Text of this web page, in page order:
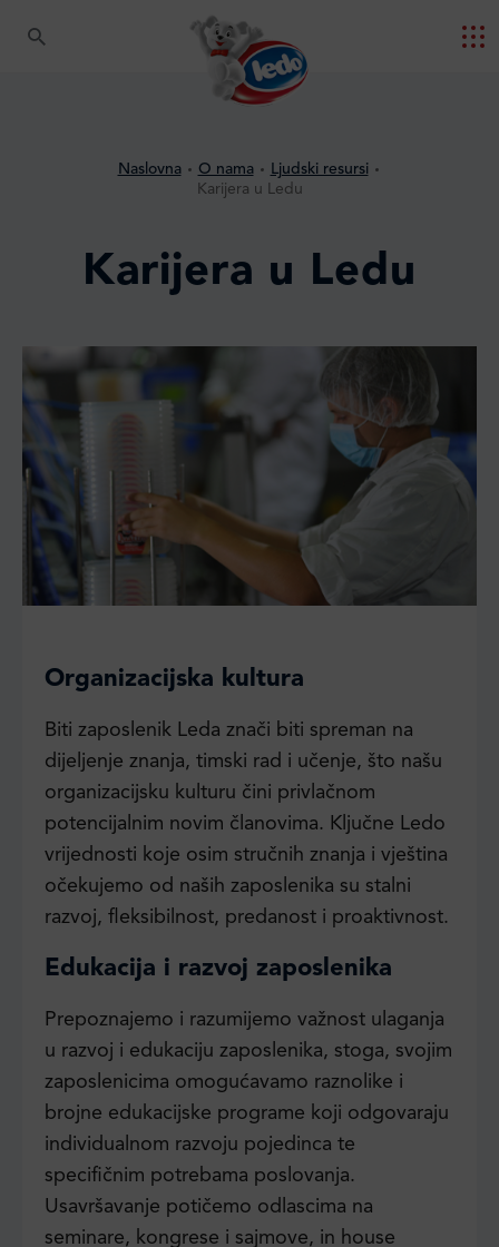
Naslovna O nama
Ljudski resursi
Karijera u Ledu
Karijera u Ledu
Organizacijska kultura
Biti zaposlenik Leda znači biti spreman na
dijeljenje znanja, timski rad i učenje, što našu
organizacijsku kulturu čini privlačnom
potencijalnim novim članovima. Ključne Ledo
vrijednosti koje osim stručnih znanja i vještina
očekujemo od naših zaposlenika su stalni
razvoj, fleksibilnost, predanost i proaktivnost.
Edukacija i razvoj zaposlenika
Prepoznajemo i razumijemo važnost ulaganja
u razvoj i edukaciju zaposlenika, stoga, svojim
zaposlenicima omogućavamo raznolike i
brojne edukacijske programe koji odgovaraju
individualnom razvoju pojedinca te
specifičnim potrebama poslovanja.
Usavršavanje potičemo odlascima na
seminare, kongrese i sajmove, in house